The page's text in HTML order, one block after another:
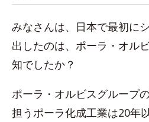
みなさんは、日本で最初に
出したのは、ポーラ・オル
知でしたか？
ポーラ・オルビスグループ
担うポーラ化成工業は20年